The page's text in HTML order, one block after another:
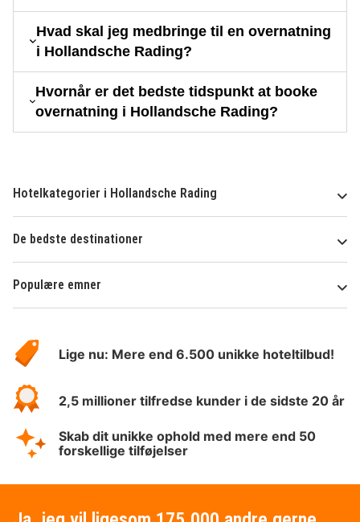
Hvad skal jeg medbringe til en overnatning
i Hollandsche Rading?
Hvornår er det bedste tidspunkt at booke
overnatning i Hollandsche Rading?
Hotelkategorier i Hollandsche Rading
De bedste destinationer
Populære emner
HotelSpecials
Lige nu: Mere end 6.500 unikke hoteltilbud!
2,5 millioner tilfredse kunder i de sidste 20 år
Skab dit unikke ophold med mere end 50
forskellige tilføjelser